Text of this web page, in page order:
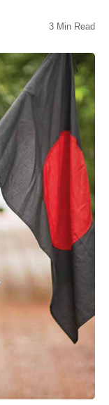
3 Min Read